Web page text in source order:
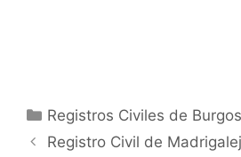
Categorías
Registros Civiles de Burgos
Registro Civil de